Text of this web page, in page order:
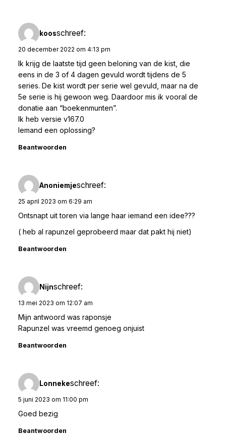
koosschreef:
20 december 2022 om 4:13 pm
Ik krijg de laatste tijd geen beloning van de kist, die
eens in de 3 of 4 dagen gevuld wordt tijdens de 5
series. De kist wordt per serie wel gevuld, maar na de
5e serie is hij gewoon weg. Daardoor mis ik vooral de
donatie aan “boekenmunten”.
Ik heb versie v167.0
Iemand een oplossing?
Beantwoorden
Anoniemjeschreef:
25 april 2023 om 6:29 am
Ontsnapt uit toren via lange haar iemand een idee???
( heb al rapunzel geprobeerd maar dat pakt hij niet)
Beantwoorden
Nijnschreef:
13 mei 2023 om 12:07 am
Mijn antwoord was raponsje
Rapunzel was vreemd genoeg onjuist
Beantwoorden
Lonnekeschreef:
5 juni 2023 om 11:00 pm
Goed bezig
Beantwoorden